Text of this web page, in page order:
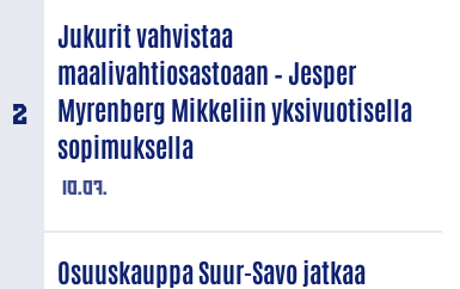
10.07.
Jukurit vahvistaa
maalivahtiosastoaan – Jesper
Myrenberg Mikkeliin yksivuotisella
sopimuksella
Osuuskauppa Suur-Savo jatkaa